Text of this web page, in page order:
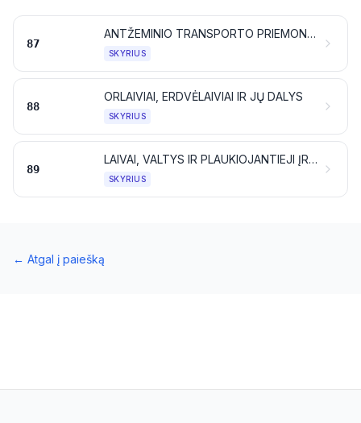
87
ANTŽEMINIO TRANSPORTO PRIEMONĖS, IŠSKYRUS GELEŽINKELIO IR TRAMVAJAUS RIEDMENIS; JŲ DALYS IR REIKMENYS
SKYRIUS
88
ORLAIVIAI, ERDVĖLAIVIAI IR JŲ DALYS
SKYRIUS
89
LAIVAI, VALTYS IR PLAUKIOJANTIEJI ĮRENGINIAI
SKYRIUS
← Atgal į paiešką